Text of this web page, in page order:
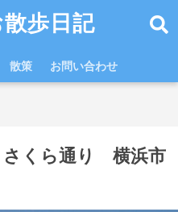
散歩日記
散策 お問い合わせ
さくら通り 横浜市